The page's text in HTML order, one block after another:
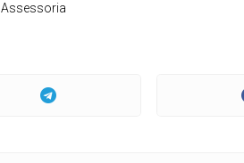
Assessoria